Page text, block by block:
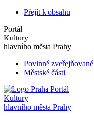
Přejít k obsahu
Portál
Kultury
hlavního města Prahy
Povinně
Městské části
Portál
Kultury
hlavního města Prahy